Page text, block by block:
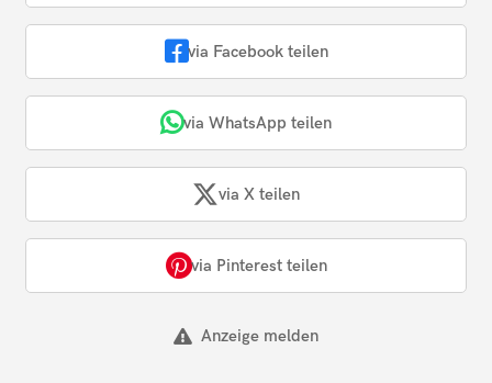
via Facebook teilen
via WhatsApp teilen
via X teilen
via Pinterest teilen
Anzeige melden